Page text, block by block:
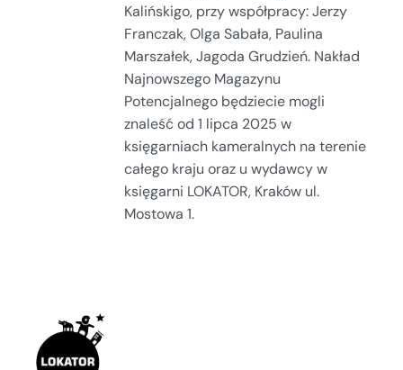
Kalińskigo, przy współpracy: Jerzy
Franczak, Olga Sabała, Paulina
Marszałek, Jagoda Grudzień. Nakład
Najnowszego Magazynu
Potencjalnego będziecie mogli
znaleść od 1 lipca 2025 w
księgarniach kameralnych na terenie
całego kraju oraz u wydawcy w
księgarni LOKATOR, Kraków ul.
Mostowa 1.